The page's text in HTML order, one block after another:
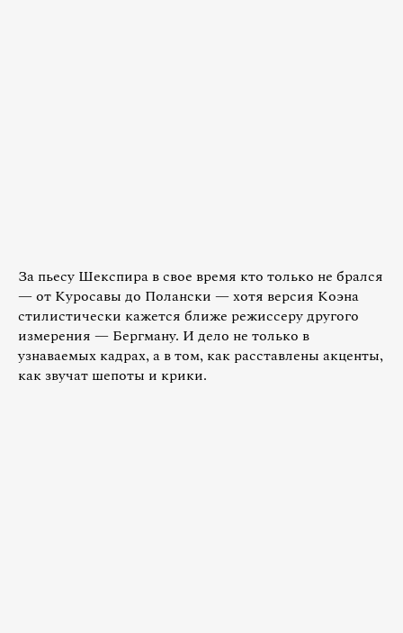
За пьесу Шекспира в свое время кто только не брался
— от Куросавы до Полански — хотя версия Коэна
стилистически кажется ближе режиссеру другого
измерения — Бергману. И дело не только в
узнаваемых кадрах, а в том, как расставлены акценты,
как звучат шепоты и крики.